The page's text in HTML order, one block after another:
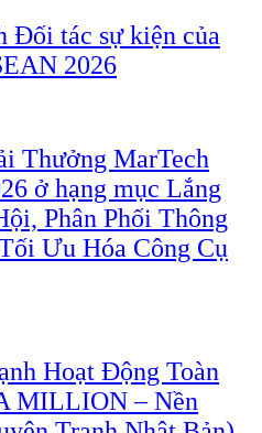
Đối tác sự kiện của
2026
Thưởng MarTech
ở hạng mục Lắng
Phân Phối Thông
Ưu Hóa Công Cụ
Hoạt Động Toàn
MILLION – Nền